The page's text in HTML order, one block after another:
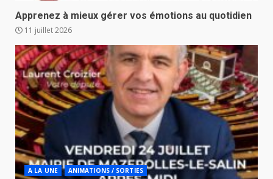
Apprenez à mieux gérer vos émotions au quotidien
11 juillet 2026
A LA UNE ANIMATIONS / SORTIES